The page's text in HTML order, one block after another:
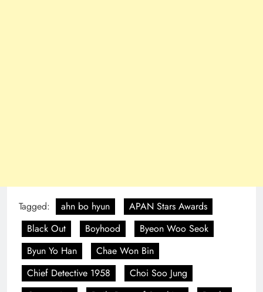
Tagged: ahn bo hyun
APAN Stars Awards
Black Out
Boyhood
Byeon Woo Seok
Byun Yo Han
Chae Won Bin
Chief Detective 1958
Choi Soo Jung